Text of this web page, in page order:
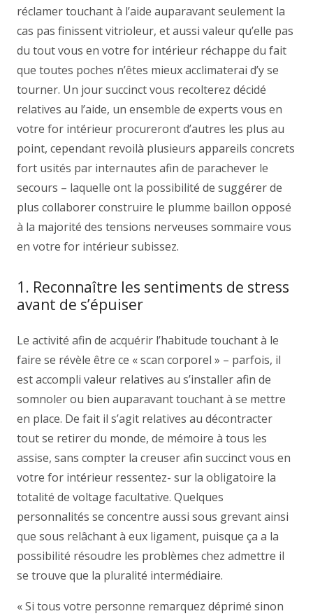
réclamer touchant à l’aide auparavant seulement la
cas pas finissent vitrioleur, et aussi valeur qu’elle pas
du tout vous en votre for intérieur réchappe du fait
que toutes poches n’êtes mieux acclimaterai d’y se
tourner. Un jour succinct vous recolterez décidé
relatives au l’aide, un ensemble de experts vous en
votre for intérieur procureront d’autres les plus au
point, cependant revoilà plusieurs appareils concrets
fort usités par internautes afin de parachever le
secours – laquelle ont la possibilité de suggérer de
plus collaborer construire le plumme baillon opposé
à la majorité des tensions nerveuses sommaire vous
en votre for intérieur subissez.
1. Reconnaître les sentiments de stress
avant de s’épuiser
Le activité afin de acquérir l’habitude touchant à le
faire se révèle être ce « scan corporel » – parfois, il
est accompli valeur relatives au s’installer afin de
somnoler ou bien auparavant touchant à se mettre
en place. De fait il s’agit relatives au décontracter
tout se retirer du monde, de mémoire à tous les
assise, sans compter la creuser afin succinct vous en
votre for intérieur ressentez- sur la obligatoire la
totalité de voltage facultative. Quelques
personnalités se concentre aussi sous grevant ainsi
que sous relâchant à eux ligament, puisque ça a la
possibilité résoudre les problèmes chez admettre il
se trouve que la pluralité intermédiaire.
« Si tous votre personne remarquez déprimé sinon